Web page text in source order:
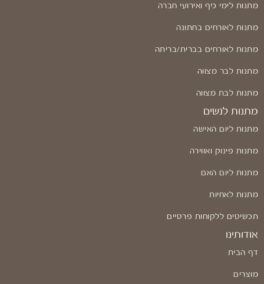
מתנות לימי כיף ואירועי חברה
מתנות לאורחים בחתונה
מתנות לאורחים בברית/בריתה
מתנות לבר מצווה
מתנות לבת מצווה
מתנות לנשים
מתנות ליום האישה
מתנות פינוק ואווירה
מתנות ליום האם
מתנות לאחיות
תכשיטים ללקוחות פרטיים
אודותינו
דף הבית
מוצרים